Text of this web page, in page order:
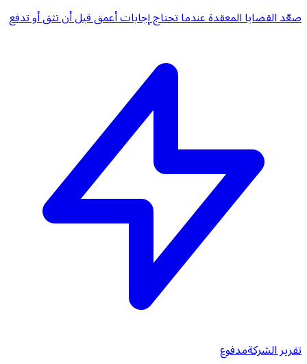
صعّد القضايا المعقدة عندما تحتاج إجابات أعمق قبل أن تثق أو تدفع
تقرير الشركةمدفوع